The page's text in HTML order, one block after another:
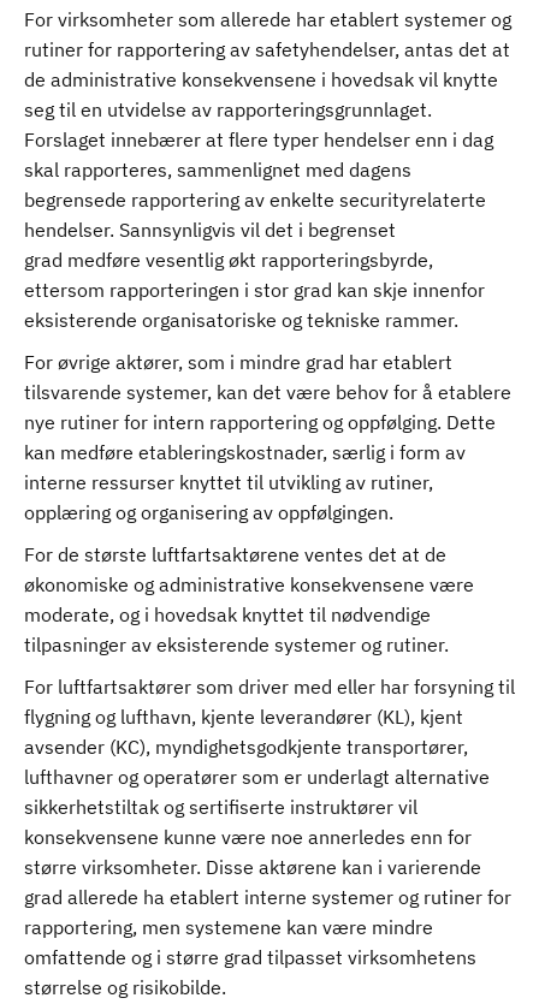
For virksomheter som allerede har etablert systemer og
rutiner for rapportering av safetyhendelser, antas det at
de administrative konsekvensene i hovedsak vil knytte
seg til en utvidelse av rapporteringsgrunnlaget.
Forslaget innebærer at flere typer hendelser enn i dag
skal rapporteres, sammenlignet med dagens
begrensede rapportering av enkelte securityrelaterte
hendelser. Sannsynligvis vil det i begrenset
grad medføre vesentlig økt rapporteringsbyrde,
ettersom rapporteringen i stor grad kan skje innenfor
eksisterende organisatoriske og tekniske rammer.
For øvrige aktører, som i mindre grad har etablert
tilsvarende systemer, kan det være behov for å etablere
nye rutiner for intern rapportering og oppfølging. Dette
kan medføre etableringskostnader, særlig i form av
interne ressurser knyttet til utvikling av rutiner,
opplæring og organisering av oppfølgingen.
For de største luftfartsaktørene ventes det at de
økonomiske og administrative konsekvensene være
moderate, og i hovedsak knyttet til nødvendige
tilpasninger av eksisterende systemer og rutiner.
For luftfartsaktører som driver med eller har forsyning til
flygning og lufthavn, kjente leverandører (KL), kjent
avsender (KC), myndighetsgodkjente transportører,
lufthavner og operatører som er underlagt alternative
sikkerhetstiltak og sertifiserte instruktører vil
konsekvensene kunne være noe annerledes enn for
større virksomheter. Disse aktørene kan i varierende
grad allerede ha etablert interne systemer og rutiner for
rapportering, men systemene kan være mindre
omfattende og i større grad tilpasset virksomhetens
størrelse og risikobilde.